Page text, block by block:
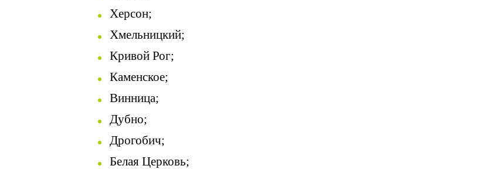
Херсон;
Хмельницкий;
Кривой Рог;
Каменское;
Винница;
Дубно;
Дрогобич;
Белая Церковь;